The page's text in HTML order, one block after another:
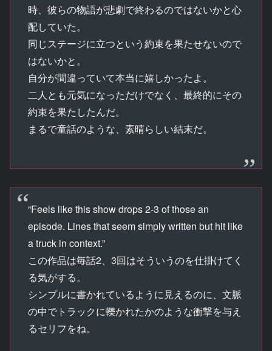
時、彼らの物語が悲劇で終わるのではないかと心
配していた。
同じステージに立つという約束を果たせないので
はないかと。
自分が間違っていて本当に嬉しかったよ。
二人とも元気になっただけでなく、最終的にその
約束を果たしたんだ。
まるで童話のような、素晴らしい結末だ。
“Feels like this show drops 2-3 of those an
episode. Lines that seem simply written but hit like
a truck in context.”
この作品は毎話2、3回はそういうのを仕掛けてく
る気がする。
シンプルに書かれているように見えるのに、文脈
の中でトラックに轢かれたかのような衝撃を与え
るセリフをね。